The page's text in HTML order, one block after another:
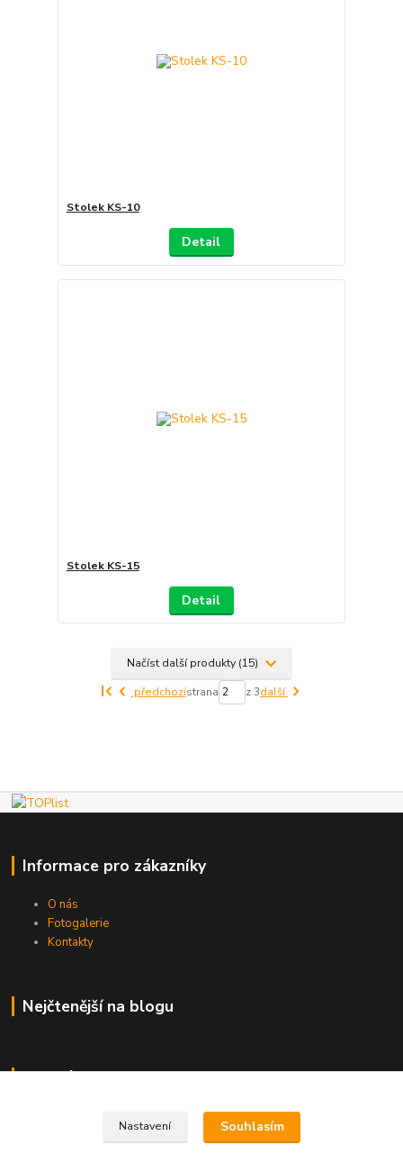
Stolek KS-10
Detail
Stolek KS-15
Detail
Načíst další produkty (15)
předchozístrana z 3další
Informace pro zákazníky
O nás
Fotogalerie
Kontakty
Nejčtenější na blogu
Kde nás najdete
Nastavení Souhlasím